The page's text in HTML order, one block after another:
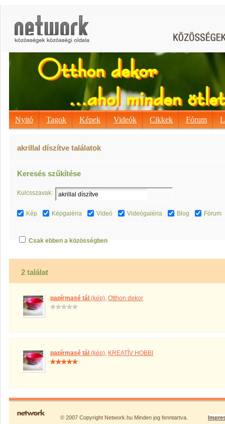
Nyitó Tagok Képek Videók Cikkek Fórum
akrillal díszítve találatok
Keresés szűkítése
Kulcsszavak:
Kép Képgaléria Videó Videógaléria Blog Fórum
Csak ebben a közösségben
2 találat
papírmasé tál (kép), Otthon dekor
papírmasé tál (kép), KREATÍV HOBBI
© 2007 Copyright Network.hu Minden jog fenntartva.